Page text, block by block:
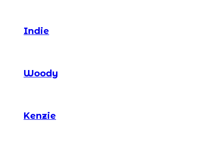
Indie
Woody
Kenzie